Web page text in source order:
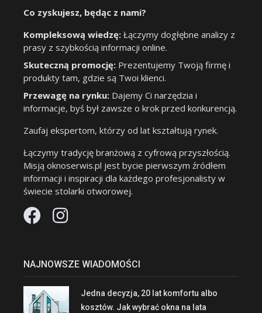
Co zyskujesz, będąc z nami?
Kompleksową wiedzę: Łączymy dogłębne analizy z
prasy z szybkością informacji online.
Skuteczną promocję: Prezentujemy Twoją firmę i
produkty tam, gdzie są Twoi klienci.
Przewagę na rynku: Dajemy Ci narzędzia i
informacje, byś był zawsze o krok przed konkurencją.
Zaufaj ekspertom, którzy od lat kształtują rynek.
Łączymy tradycję branżową z cyfrową przyszłością.
Misją oknoserwis.pl jest bycie pierwszym źródłem
informacji i inspiracji dla każdego profesjonalisty w
świecie stolarki otworowej.
NAJNOWSZE WIADOMOŚCI
Jedna decyzja, 20 lat komfortu albo
kosztów. Jak wybrać okna na lata